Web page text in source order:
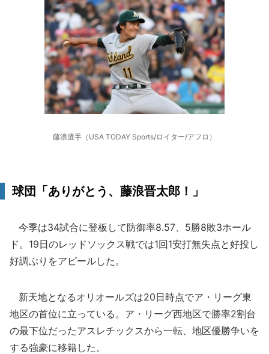
藤浪選手（USA TODAY Sports/ロイター/アフロ）
球団「ありがとう、藤浪晋太郎！」
今季は34試合に登板して防御率8.57、5勝8敗3ホール
ド。19日のレッドソックス戦では1回1安打無失点と好投し
好調ぶりをアピールした。
新天地となるオリオールズは20日時点でア・リーグ東
地区の首位に立っている。ア・リーグ西地区で勝率2割台
の最下位だったアスレチックスから一転、地区優勝争いを
する強豪に移籍した。